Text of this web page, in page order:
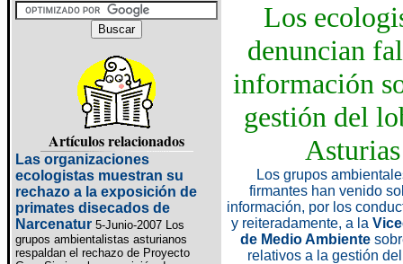
Artículos relacionados
Las organizaciones
ecologistas muestran su
rechazo a la exposición de
primates disecados de
Narcenatur 5-Junio-2007 Los
grupos ambientalistas asturianos
respaldan el rechazo de Proyecto
Los
denuncian
información
gestión del
Asturias
Los grupos
firmantes han venido
información, por los
y reiteradamente, a la
de Medio Ambiente
relativos a la gestión